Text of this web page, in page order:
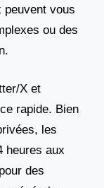
peuvent vous
ou des
X et
rapide. Bien
les
heures aux
des